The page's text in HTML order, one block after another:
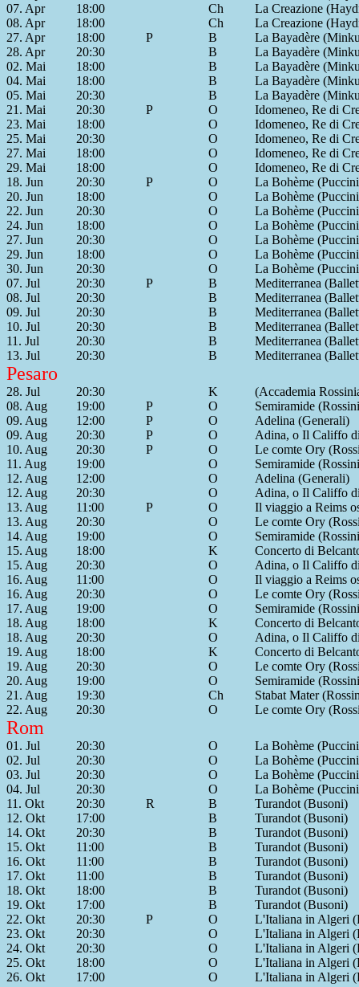
07. Apr
18:00 Ch
La Creazione
08. Apr
18:00 Ch
La Creazione
27. Apr
18:00 P B
La Bayadère
28. Apr
20:30 B
La Bayadère
02. Mai
18:00 B
La Bayadère
04. Mai
18:00 B
La Bayadère
05. Mai
20:30 B
La Bayadère
21. Mai
20:30 P O
Idomeneo, Re di
23. Mai
18:00 O
Idomeneo, Re di
25. Mai
20:30 O
Idomeneo, Re di
27. Mai
18:00 O
Idomeneo, Re di
29. Mai
18:00 O
Idomeneo, Re di
18. Jun
20:30 P O
La Bohème
20. Jun
18:00 O
La Bohème
22. Jun
20:30 O
La Bohème
24. Jun
18:00 O
La Bohème
27. Jun
20:30 O
La Bohème
29. Jun
18:00 O
La Bohème
30. Jun
20:30 O
La Bohème
07. Jul
20:30 P B
Mediterranea
08. Jul
20:30 B
Mediterranea
09. Jul
20:30 B
Mediterranea
10. Jul
20:30 B
Mediterranea
11. Jul
20:30 B
Mediterranea
13. Jul
20:30 B Mediterranea
Pesaro
28. Jul 20:30 K
(Accademia
08. Aug
19:00 P O
Semiramide
09. Aug
12:00 P O
Adelina (Generali)
09. Aug
20:30 P O
Adina, o Il Califfo
10. Aug
20:30 P O
Le comte Ory
11. Aug
19:00 O
Semiramide
12. Aug
12:00 O
Adelina (Generali)
12. Aug
20:30 O
Adina, o Il Califfo
13. Aug
11:00 P O
Il viaggio a Reims
13. Aug
20:30 O
Le comte Ory
14. Aug
19:00 O
Semiramide
15. Aug
18:00 K
Concerto di
15. Aug
20:30 O
Adina, o Il Califfo
16. Aug
11:00 O
Il viaggio a Reims
16. Aug
20:30 O
Le comte Ory
17. Aug
19:00 O
Semiramide
18. Aug
18:00 K
Concerto di
18. Aug
20:30 O
Adina, o Il Califfo
19. Aug
18:00 K
Concerto di
19. Aug
20:30 O
Le comte Ory
20. Aug
19:00 O
Semiramide
21. Aug
19:30 Ch
Stabat Mater
22. Aug
20:30 O Le comte Ory
Rom
01. Jul 20:30 O
La Bohème
02. Jul
20:30 O
La Bohème
03. Jul
20:30 O
La Bohème
04. Jul
20:30 O
La Bohème
11. Okt
20:30 R B
Turandot (Busoni)
12. Okt
17:00 B
Turandot (Busoni)
14. Okt
20:30 B
Turandot (Busoni)
15. Okt
11:00 B
Turandot (Busoni)
16. Okt
11:00 B
Turandot (Busoni)
17. Okt
11:00 B
Turandot (Busoni)
18. Okt
18:00 B
Turandot (Busoni)
19. Okt
17:00 B
Turandot (Busoni)
22. Okt
20:30 P O
L'Italiana in Algeri
23. Okt
20:30 O
L'Italiana in Algeri
24. Okt
20:30 O
L'Italiana in Algeri
25. Okt
18:00 O
L'Italiana in Algeri
26. Okt
17:00 O
L'Italiana in Algeri